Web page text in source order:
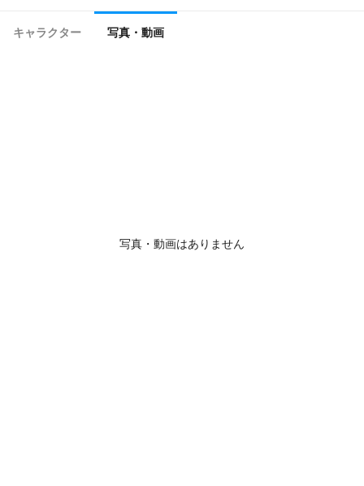
キャラクター 写真・動画
写真・動画はありません